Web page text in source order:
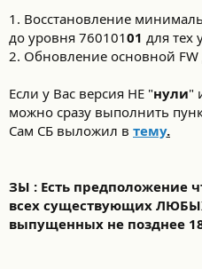
1. Восстановление
до уровня 76010101 для тех
2. Обновление основной FW
Если у Вас версия НЕ "нули"
можно сразу выполнить
Сам СБ выложил в тему.
ЗЫ : Есть предположение
всех существующих
выпущенных не позднее